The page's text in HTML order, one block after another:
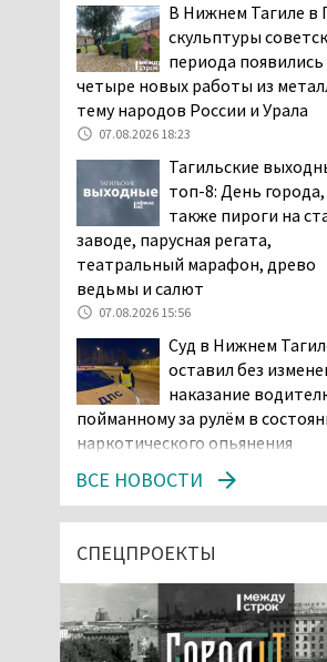
В Нижнем Тагиле в
скульптуры
периода появились
четыре новых работы из
тему народов России и Урала
07.08.2026 18:23
Тагильские
топ-8: День города,
также пироги на
заводе, парусная регата,
театральный марафон, древо
ведьмы и салют
07.08.2026 15:56
Суд в Нижнем
оставил без
наказание
пойманному за рулём в
наркотического опьянения
ДТП под
Тагильские
проникли в
через балкон,
ВСЕ НОВОСТИ
СПЕЦПРОЕКТЫ